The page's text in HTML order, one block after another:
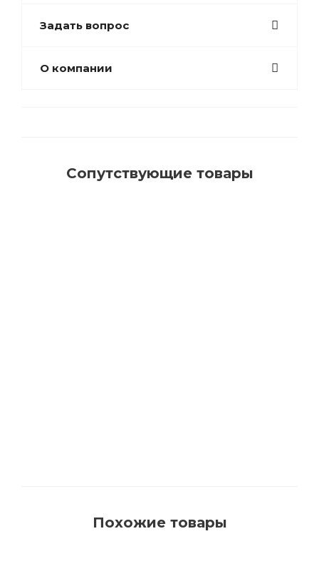
Задать вопрос
О компании
Сопутствующие товары
Похожие товары